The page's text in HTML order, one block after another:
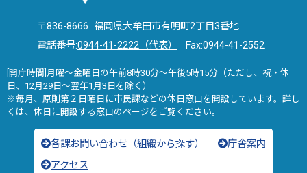
〒836-8666 福岡県大牟田市有明町2丁目3番地
電話番号:0944-41-2222（代表） Fax:0944-41-2552
[開庁時間]月曜～金曜日の午前8時30分～午後5時15分（ただし、祝・休
日、12月29日～翌年1月3日を除く）
※毎月、原則第２日曜日に市民課などの休日窓口を開設しています。詳し
くは、 休日に開設する窓口のページをご覧ください。
各課お問い合わせ（組織から探す）
庁舎案内
アクセス